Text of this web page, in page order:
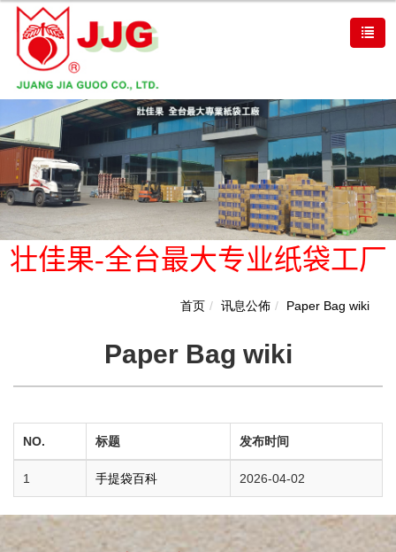
壮佳果-全台最大专业纸袋工厂
首页 讯息公佈 Paper Bag wiki
Paper Bag wiki
NO. 标题 发布时间
1 手提袋百科 2026-04-02